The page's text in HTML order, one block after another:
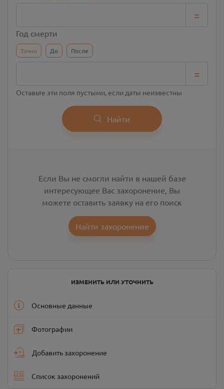
=
Год смерти
Точно До После
=
Оставьте эти поля пустыми, если даты неизвестны
Найти
Если Вы не смогли найти в нашей базе
интересующее Вас захоронение, Вы
можете оставить заявку на его поиск
Найти захоронение
ИЗМЕНИТЬ ИЛИ УТОЧНИТЬ
Основные данные
Фотографии
Добавить захоронение
Список захоронений